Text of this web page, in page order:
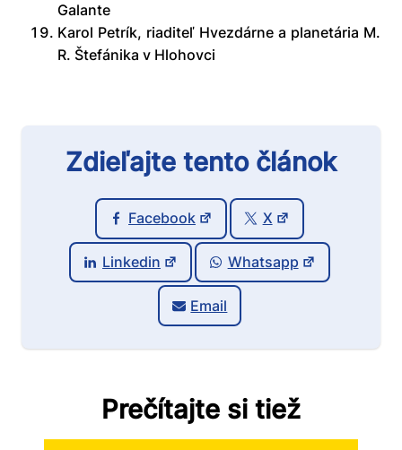
Galante
Karol Petrík, riaditeľ Hvezdárne a planetária M.
R. Štefánika v Hlohovci
Zdieľajte tento článok
Facebook X
Linkedin Whatsapp
Email
Prečítajte si tiež